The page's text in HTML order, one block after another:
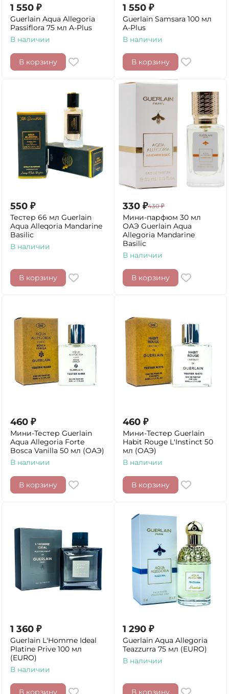
1 550 ₽
Guerlain Aqua Allegoria
Passiflora 75 мл A-Plus
В наличии
В корзину
1 550 ₽
Guerlain Samsara 100 мл
A-Plus
В наличии
В корзину
550 ₽
Тестер 66 мл Guerlain
Aqua Alleqoria Mandarine
Basilic
В наличии
В корзину
330 ₽430 ₽
Мини-парфюм 30 мл
ОАЭ Guerlain Aqua
Allegoria Mandarine
Basilic
В наличии
В корзину
460 ₽
Мини-Тестер Guerlain
Aqua Allegoria Forte
Bosca Vanilla 50 мл (ОАЭ)
В наличии
В корзину
460 ₽
Мини-Тестер Guerlain
Habit Rouge L'Instinct 50
мл (ОАЭ)
В наличии
В корзину
1 360 ₽
Guerlain L'Homme Ideal
Platine Prive 100 мл
(EURO)
В наличии
В корзину
1 290 ₽
Guerlain Aqua Allegoria
Teazzurra 75 мл (EURO)
В наличии
В корзину